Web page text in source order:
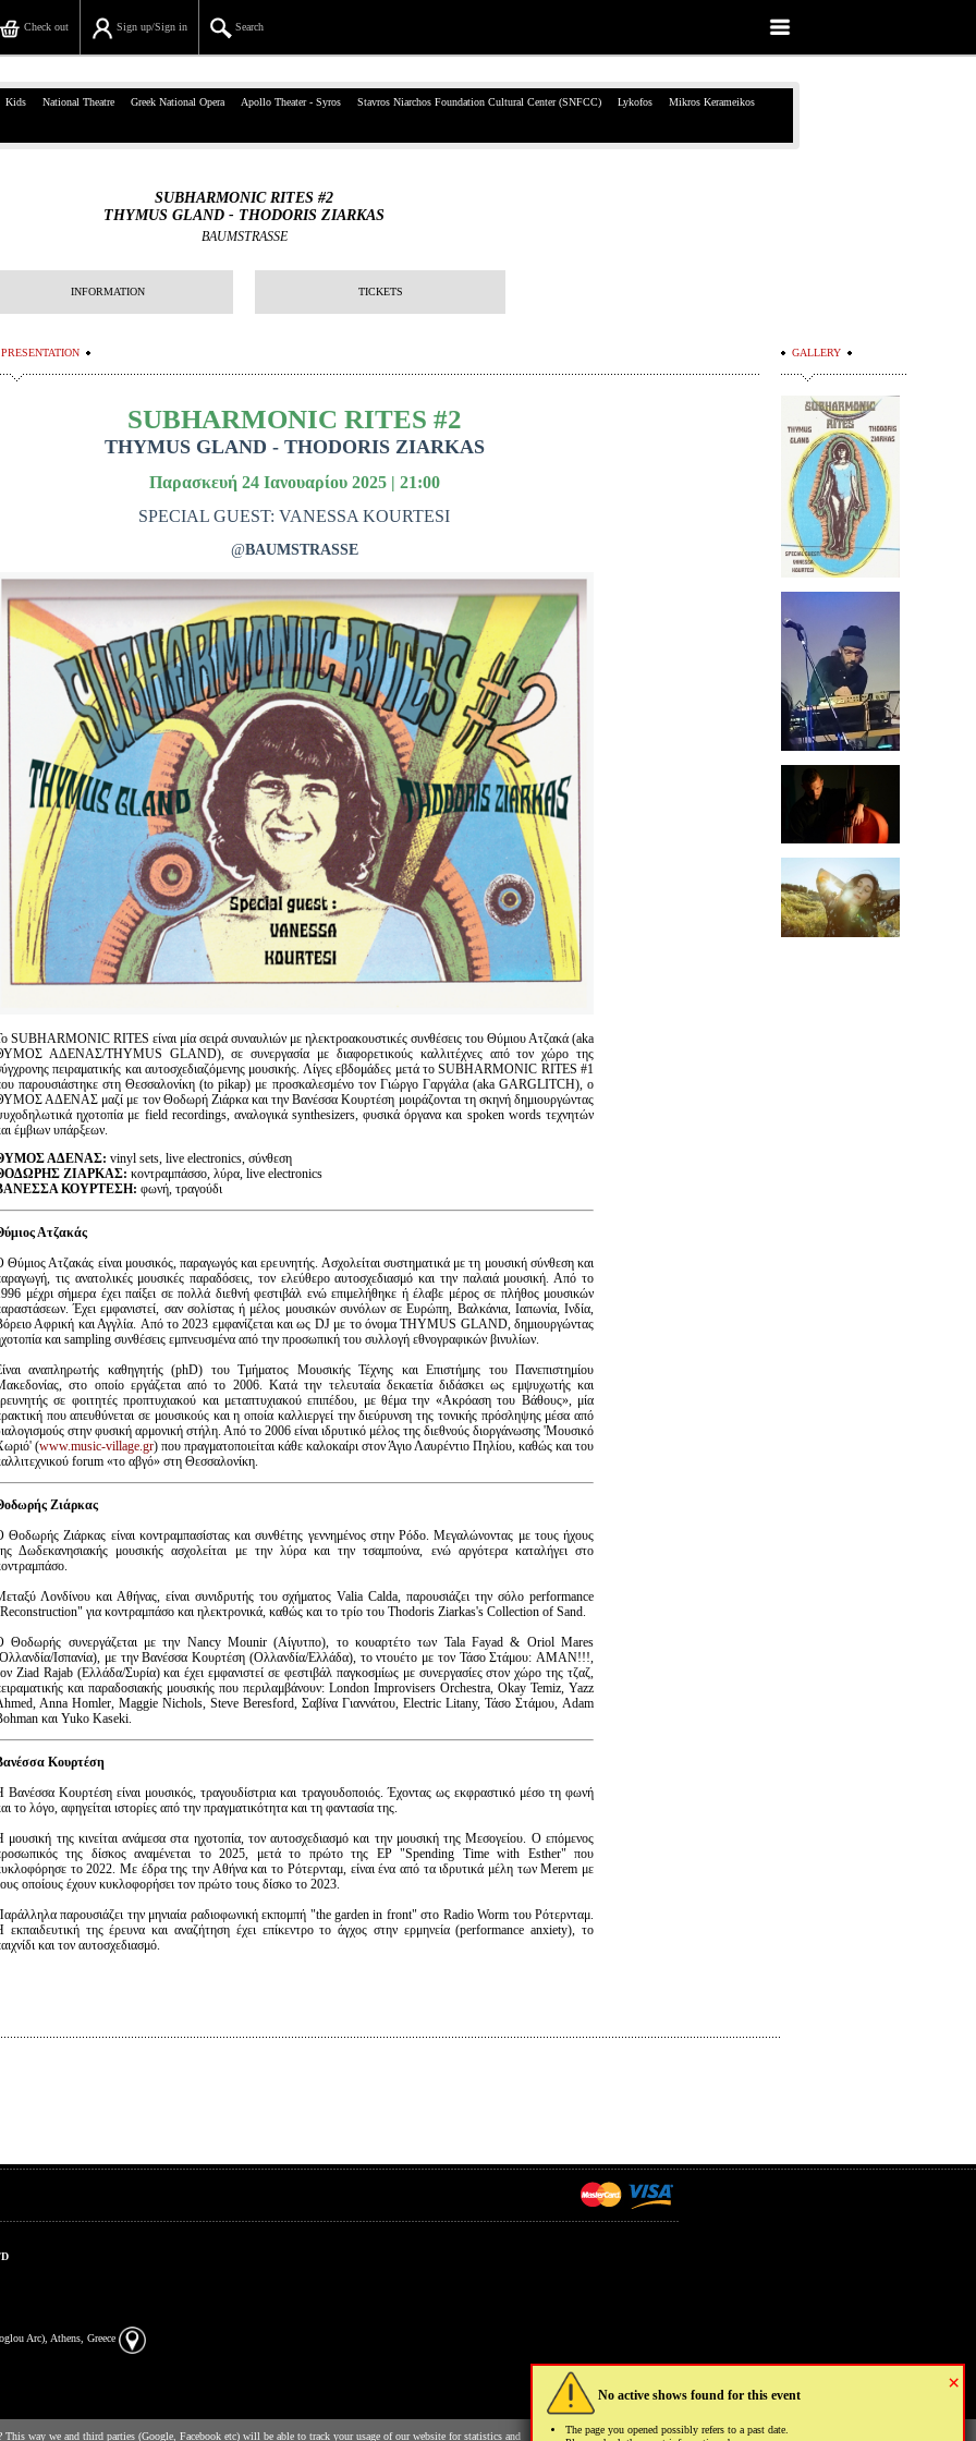
Search
Sign up/Sign in
Check out
39, Panepistimiou Str, Athens
Sign up/Sign in
Check out
Information
Είσοδος διαχειριστή
Kids National Theatre Greek National Opera Apollo Theater - Syros Stavros Niarchos Foundation Cultural Center (SNFCC) Lykofos Mikros Kerameikos
SUBHARMONIC RITES #2
THYMUS GLAND - THODORIS ZIARKAS
×
No active shows found for this event
The page you opened possibly refers to a past date.
BAUMSTRASSE
INFORMATION TICKETS
PRESENTATION
SUBHARMONIC RITES #2
THYMUS GLAND - THODORIS ZIARKAS
Παρασκευή 24 Ιανουαρίου 2025 | 21:00
SPECIAL GUEST: VANESSA KOURTESI
@BAUMSTRASSE
SUBHARMONIC RITES είναι μία σειρά συναυλιών με ηλεκτροακουστικές συνθέσεις του Θύμιου Ατζακά (aka
ΑΔΕΝΑΣ/ΤΗYMUS GLAND), σε συνεργασία με διαφορετικούς καλλιτέχνες από τον χώρο της
πειραματικής και αυτοσχεδιαζόμενης μουσικής. Λίγες εβδομάδες μετά το SUBHARMONIC RITES #1
παρουσιάστηκε στη Θεσσαλονίκη (to pikap) με προσκαλεσμένο τον Γιώργο Γαργάλα (aka GARGLITCH), o
ΑΔΕΝΑΣ μαζί με τον Θοδωρή Ζιάρκα και την Βανέσσα Κουρτέση μοιράζονται τη σκηνή δημιουργώντας
ηχοτοπία με field recordings, αναλογικά synthesizers, φυσικά όργανα και spoken words τεχνητών
έμβιων υπάρξεων.
ΑΔΕΝΑΣ: vinyl sets, live electronics, σύνθεση
ΖΙΑΡΚΑΣ: κοντραμπάσσο, λύρα, live electronics
ΚΟΥΡΤΕΣΗ: φωνή, τραγούδι
Ατζακάς
Θύμιος Ατζακάς είναι μουσικός, παραγωγός και ερευνητής. Aσχολείται συστηματικά με τη μουσική σύνθεση και
τις ανατολικές μουσικές παραδόσεις, τον ελεύθερο αυτοσχεδιασμό και την παλαιά μουσική. Από το
μέχρι σήμερα έχει παίξει σε πολλά διεθνή φεστιβάλ ενώ επιμελήθηκε ή έλαβε μέρος σε πλήθος μουσικών
Έχει εμφανιστεί, σαν σολίστας ή μέλος μουσικών συνόλων σε Ευρώπη, Βαλκάνια, Ιαπωνία, Ινδία,
Αφρική και Αγγλία. Aπό το 2023 εμφανίζεται και ως DJ με το όνομα THYMUS GLAND, δημιουργώντας
και sampling συνθέσεις εμπνευσμένα από την προσωπική του συλλογή εθνογραφικών βινυλίων.
αναπληρωτής καθηγητής (phD) του Τμήματος Μουσικής Τέχνης και Επιστήμης του Πανεπιστημίου
στο οποίο εργάζεται από το 2006. Κατά την τελευταία δεκαετία διδάσκει ως εμψυχωτής και
σε φοιτητές προπτυχιακού και μεταπτυχιακού επιπέδου, με θέμα την «Ακρόαση του Βάθους», μία
που απευθύνεται σε μουσικούς και η οποία καλλιεργεί την διεύρυνση της τονικής πρόσληψης μέσα από
στην φυσική αρμονική στήλη. Από το 2006 είναι ιδρυτικό μέλος της διεθνούς διοργάνωσης 'Μουσικό
(www.music-village.gr) που πραγματοποιείται κάθε καλοκαίρι στον Άγιο Λαυρέντιο Πηλίου, καθώς και του
forum «το αβγό» στη Θεσσαλονίκη.
Ζιάρκας
Θοδωρής Ζιάρκας είναι κοντραμπασίστας και συνθέτης γεννημένος στην Ρόδο. Μεγαλώνοντας με τους ήχους
Δωδεκανησιακής μουσικής ασχολείται με την λύρα και την τσαμπούνα, ενώ αργότερα καταλήγει στο
Λονδίνου και Αθήνας, είναι συνιδρυτής του σχήματος Valia Calda, παρουσιάζει την σόλο performance
για κοντραμπάσο και ηλεκτρονικά, καθώς και το τρίο του Thodoris Ziarkas's Collection of Sand.
Θοδωρής συνεργάζεται με την Nancy Mounir (Αίγυτπο), το κουαρτέτο των Tala Fayad & Oriol Mares
Ισπανία), με την Βανέσσα Κουρτέση (Ολλανδία/Ελλάδα), το ντουέτο με τον Τάσο Στάμου: AMAN!!!,
Ziad Rajab (Ελλάδα/Συρία) και έχει εμφανιστεί σε φεστιβάλ παγκοσμίως με συνεργασίες στον χώρο της τζαζ,
και παραδοσιακής μουσικής που περιλαμβάνουν: London Improvisers Orchestra, Okay Temiz, Yazz
Anna Homler, Maggie Nichols, Steve Beresford, Σαβίνα Γιαννάτου, Electric Litany, Τάσο Στάμου, Adam
και Yuko Kaseki.
Κουρτέση
Βανέσσα Κουρτέση είναι μουσικός, τραγουδίστρια και τραγουδοποιός. Έχοντας ως εκφραστικό μέσο τη φωνή
το λόγο, αφηγείται ιστορίες από την πραγματικότητα και τη φαντασία της.
μουσική της κινείται ανάμεσα στα ηχοτοπία, τον αυτοσχεδιασμό και την μουσική της Μεσογείου. Ο επόμενος
της δίσκος αναμένεται το 2025, μετά το πρώτο της EP "Spending Time with Esther" που
το 2022. Με έδρα της την Αθήνα και το Ρότερνταμ, είναι ένα από τα ιδρυτικά μέλη των Merem με
οποίους έχουν κυκλοφορήσει τον πρώτο τους δίσκο το 2023.
παρουσιάζει την μηνιαία ραδιοφωνική εκπομπή "the garden in front" στο Radio Worm του Ρότερνταμ.
εκπαιδευτική της έρευνα και αναζήτηση έχει επίκεντρο το άγχος στην ερμηνεία (performance anxiety), το
και τον αυτοσχεδιασμό.
GALLERY
Arc), Athens, Greece
way we and third parties (Google, Facebook etc) will be able to track your usage of our website for statistics and